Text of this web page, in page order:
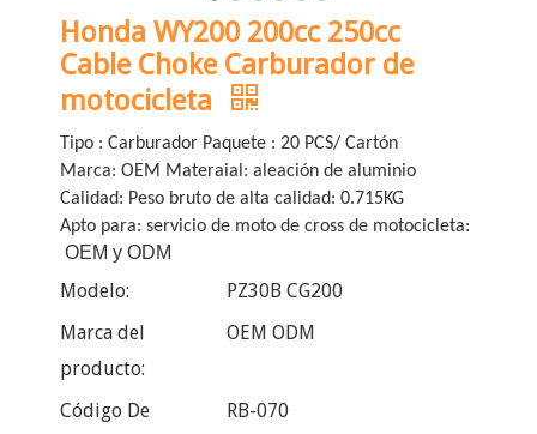
Honda WY200 200cc 250cc
Cable Choke Carburador de
motocicleta
Tipo : Carburador Paquete : 20 PCS/ Cartón
Marca: OEM Materaial: aleación de aluminio
Calidad: Peso bruto de alta calidad: 0.715KG
Apto para: servicio de moto de cross de motocicleta:
OEM y ODM
Modelo:
PZ30B CG200
Marca del
producto:
OEM ODM
Código De
RB-070